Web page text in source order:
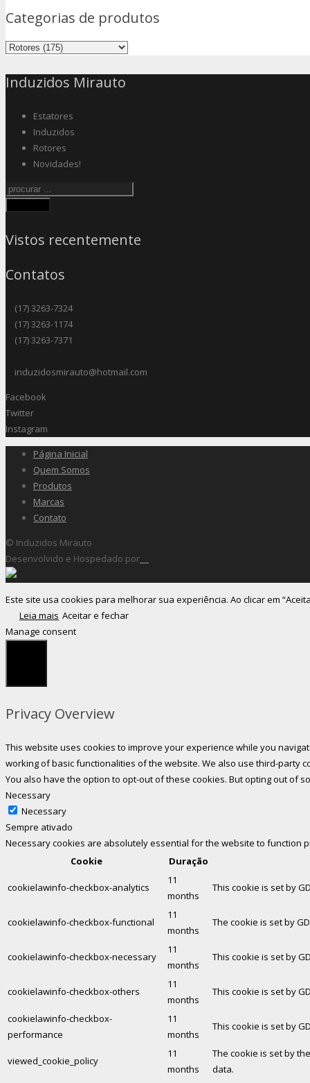
Categorias de produtos
Induzidos Mirauto
Estatores
Induzidos
Rotores
Novidades!
Vistos recentemente
Contatos
(17) 3263-7324
(17) 3263-1174
(17) 3263-7371
induzidosmirauto@hotmail.com
Facebook
Twitter
Instagram
Página Inicial
Quem Somos
Produtos
Marcas
Contato
© Induzidos Mirauto
Desenvolvido e Hospedado por
Este site usa cookies para melhorar sua experiência. Ao clicar em
Leia mais Aceitar e fechar
Manage consent
Privacy Overview
This website uses cookies to improve your experience while you
working of basic functionalities of the website. We also use third-party
You also have the option to opt-out of these cookies. But opting out of
Necessary
Necessary
Sempre ativado
Necessary cookies are absolutely essential for the website to
Cookie
Duração
cookielawinfo-checkbox-analytics
11
months
This cookie is set by
cookielawinfo-checkbox-functional
11
months
The cookie is set by
cookielawinfo-checkbox-necessary
11
months
This cookie is set by
cookielawinfo-checkbox-others
11
months
This cookie is set by
cookielawinfo-checkbox-
performance
11
months
This cookie is set by
viewed_cookie_policy
11
months
The cookie is set by
data.